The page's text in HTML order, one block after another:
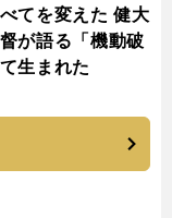
てを変えた 健大
が語る「機動破
生まれた